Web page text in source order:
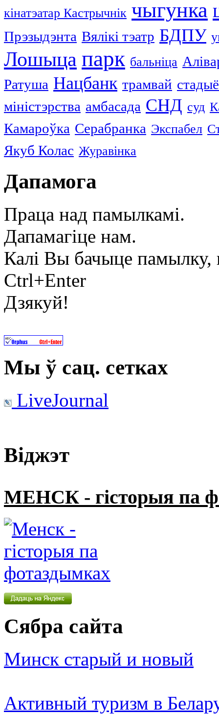
кінатэатар Кастрычнік чыгунка
Прэзыдэнта Вялікі тэатр БДПУ
Лошыца парк бальніца
Ратуша Нацбанк трамвай
міністэрства амбасада СНД суд
Камароўка Серабранка Экспабел
Якуб Колас Журавінка
Дапамога
Праца над памылкамі.
Дапамагіце нам.
Калі Вы бачыце памылку,
Ctrl+Enter
Дзякуй!
Мы ў сац. сетках
LiveJournal
Віджэт
МЕНСК - гісторыя па
Сябра сайта
Минск старый и новый
Активный туризм в